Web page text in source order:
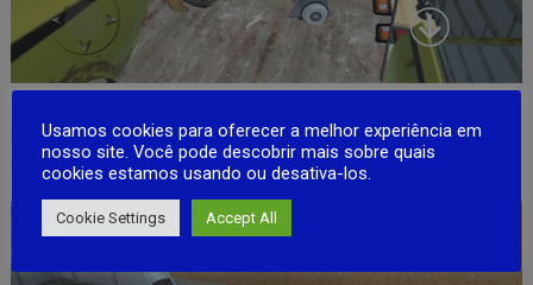
Mergulhe na experiência, sentindo-se não apenas como um jogador,
mas como um verdadeiro mecânico automotivo.
Usamos cookies para oferecer a melhor experiência em
nosso site. Você pode descobrir mais sobre quais
cookies estamos usando ou desativa-los.
Cookie Settings Accept All